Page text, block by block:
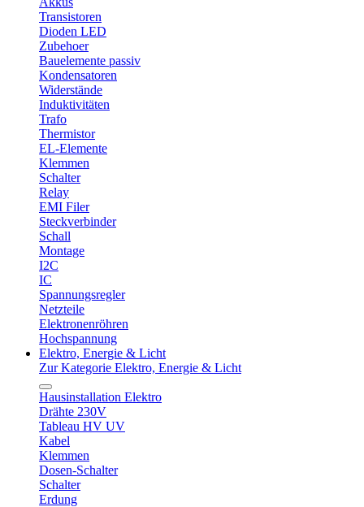
Transistoren
Dioden LED
Zubehoer
Bauelemente passiv
Kondensatoren
Widerstände
Induktivitäten
Trafo
Thermistor
EL-Elemente
Klemmen
Schalter
Relay
EMI Filer
Steckverbinder
Schall
Montage
I2C
IC
Spannungsregler
Netzteile
Elektronenröhren
Hochspannung
Elektro, Energie & Licht
Zur Kategorie Elektro, Energie & Licht
Hausinstallation Elektro
Drähte 230V
Tableau HV UV
Kabel
Klemmen
Dosen-Schalter
Schalter
Erdung